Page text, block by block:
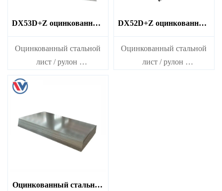
DX53D+Z оцинкованный
стальной лист
Оцинкованный стальной
лист / рулон
толщина：0.15-14 мм
ширина：600-1200 мм
в соответствии с
требованиями
DX52D+Z оцинкованный
стальной лист
Оцинкованный стальной
лист / рулон
Оцинкованный стальной